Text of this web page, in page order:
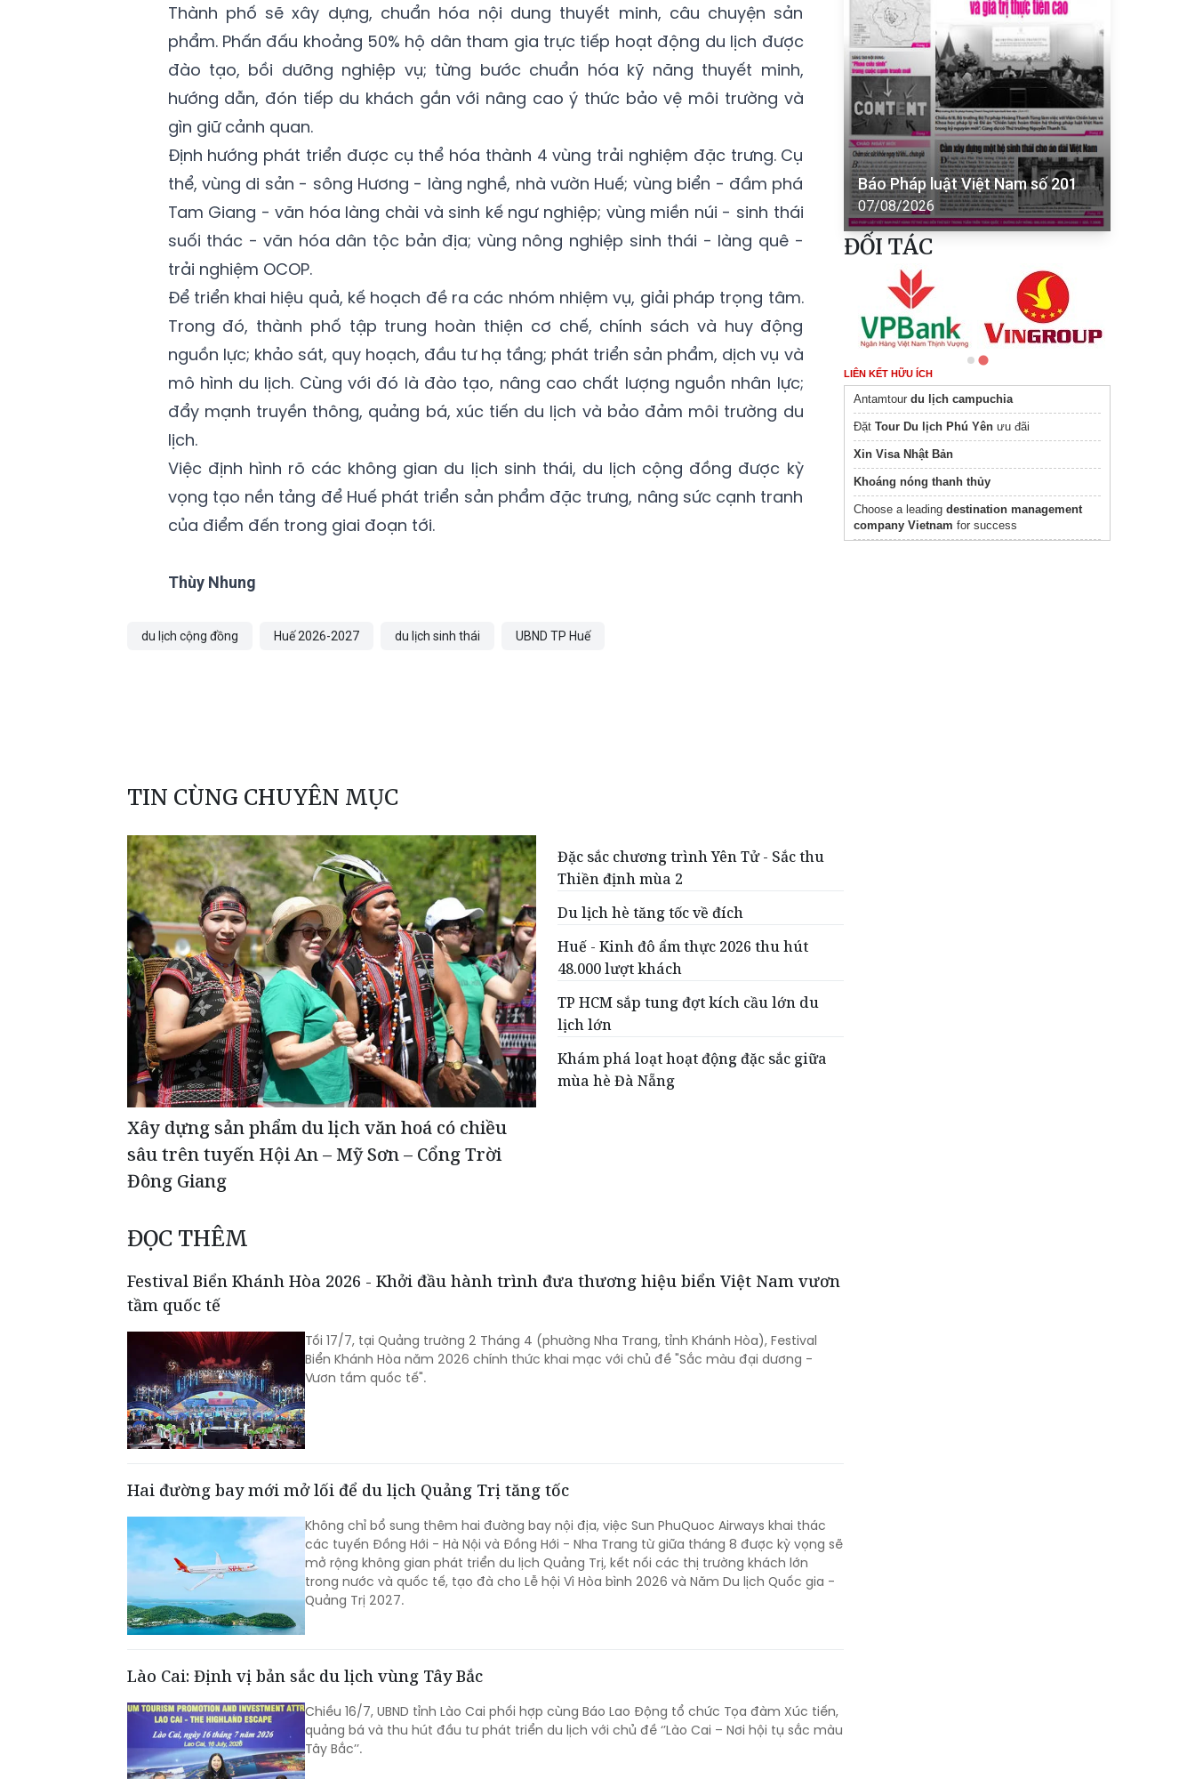
Thành phố sẽ xây dựng, chuẩn hóa nội dung thuyết minh, câu chuyện sản
phẩm. Phấn đấu khoảng 50% hộ dân tham gia trực tiếp hoạt động du lịch được
đào tạo, bồi dưỡng nghiệp vụ; từng bước chuẩn hóa kỹ năng thuyết minh,
hướng dẫn, đón tiếp du khách gắn với nâng cao ý thức bảo vệ môi trường và
gìn giữ cảnh quan.
Định hướng phát triển được cụ thể hóa thành 4 vùng trải nghiệm đặc trưng. Cụ
thể, vùng di sản - sông Hương - làng nghề, nhà vườn Huế; vùng biển - đầm phá
Tam Giang - văn hóa làng chài và sinh kế ngư nghiệp; vùng miền núi - sinh thái
suối thác - văn hóa dân tộc bản địa; vùng nông nghiệp sinh thái - làng quê -
trải nghiệm OCOP.
Để triển khai hiệu quả, kế hoạch đề ra các nhóm nhiệm vụ, giải pháp trọng tâm.
Trong đó, thành phố tập trung hoàn thiện cơ chế, chính sách và huy động
nguồn lực; khảo sát, quy hoạch, đầu tư hạ tầng; phát triển sản phẩm, dịch vụ và
mô hình du lịch. Cùng với đó là đào tạo, nâng cao chất lượng nguồn nhân lực;
đẩy mạnh truyền thông, quảng bá, xúc tiến du lịch và bảo đảm môi trường du
lịch.
Việc định hình rõ các không gian du lịch sinh thái, du lịch cộng đồng được kỳ
vọng tạo nền tảng để Huế phát triển sản phẩm đặc trưng, nâng sức cạnh tranh
của điểm đến trong giai đoạn tới.
Thùy Nhung
du lịch cộng đồng Huế 2026-2027 du lịch sinh thái UBND TP Huế
TIN CÙNG CHUYÊN MỤC
Xây dựng sản phẩm du lịch văn hoá có chiều
sâu trên tuyến Hội An – Mỹ Sơn – Cổng Trời
Đông Giang
Đặc sắc chương trình Yên Tử - Sắc thu
Thiền định mùa 2
Du lịch hè tăng tốc về đích
Huế - Kinh đô ẩm thực 2026 thu hút
48.000 lượt khách
TP HCM sắp tung đợt kích cầu lớn du
lịch lớn
Khám phá loạt hoạt động đặc sắc giữa
mùa hè Đà Nẵng
ĐỌC THÊM
Festival Biển Khánh Hòa 2026 - Khởi đầu hành trình đưa thương hiệu biển Việt Nam vươn
tầm quốc tế
Tối 17/7, tại Quảng trường 2 Tháng 4 (phường Nha Trang, tỉnh Khánh Hòa), Festival
Biển Khánh Hòa năm 2026 chính thức khai mạc với chủ đề "Sắc màu đại dương -
Vươn tầm quốc tế".
Hai đường bay mới mở lối để du lịch Quảng Trị tăng tốc
Không chỉ bổ sung thêm hai đường bay nội địa, việc Sun PhuQuoc Airways khai thác
các tuyến Đồng Hới - Hà Nội và Đồng Hới - Nha Trang từ giữa tháng 8 được kỳ vọng sẽ
mở rộng không gian phát triển du lịch Quảng Trị, kết nối các thị trường khách lớn
trong nước và quốc tế, tạo đà cho Lễ hội Vì Hòa bình 2026 và Năm Du lịch Quốc gia -
Quảng Trị 2027.
Lào Cai: Định vị bản sắc du lịch vùng Tây Bắc
Chiều 16/7, UBND tỉnh Lào Cai phối hợp cùng Báo Lao Động tổ chức Tọa đàm Xúc tiến,
quảng bá và thu hút đầu tư phát triển du lịch với chủ đề ‘’Lào Cai – Nơi hội tụ sắc màu
Tây Bắc’’.
Báo Pháp luật Việt Nam số 201
07/08/2026
ĐỐI TÁC
LIÊN KẾT HỮU ÍCH
Antamtour du lịch campuchia
Đặt Tour Du lịch Phú Yên ưu đãi
Xin Visa Nhật Bản
Khoáng nóng thanh thủy
Choose a leading destination management
company Vietnam for success